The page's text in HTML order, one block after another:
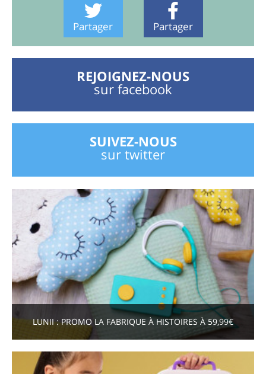
Partager Partager
REJOIGNEZ-NOUS
sur facebook
SUIVEZ-NOUS
sur twitter
LUNII : PROMO LA FABRIQUE À HISTOIRES À 59,99€